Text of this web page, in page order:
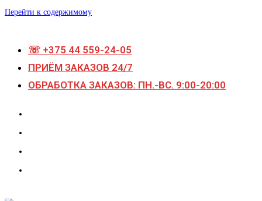
Перейти к содержимому
☏ +375 44 559-24-05
ПРИЁМ ЗАКАЗОВ 24/7
ОБРАБОТКА ЗАКАЗОВ: ПН.-ВС. 9:00-20:00